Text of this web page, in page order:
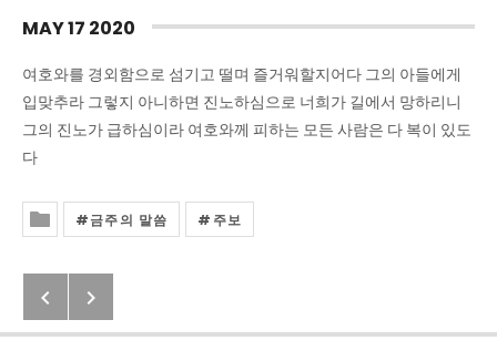
MAY17 2020
여호와를 경외함으로 섬기고 떨며 즐거워할지어다 그의 아들에게
입맞추라 그렇지 아니하면 진노하심으로 너희가 길에서 망하리니
그의 진노가 급하심이라 여호와께 피하는 모든 사람은 다 복이 있도
다
금주의 말씀 주보
Post navigation
Previous: 당신의 말에 당신의 그릇
Next: 2020년 5월 17일 교회소식